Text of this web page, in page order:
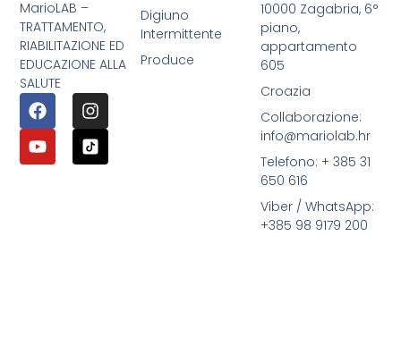
MarioLAB –
TRATTAMENTO,
RIABILITAZIONE ED
EDUCAZIONE ALLA
SALUTE
Digiuno
Intermittente
Produce
10000 Zagabria, 6°
piano,
appartamento
605
Croazia
Collaborazione:
info@mariolab.hr
Telefono: + 385 31
650 616
Viber / WhatsApp:
+385 98 9179 200